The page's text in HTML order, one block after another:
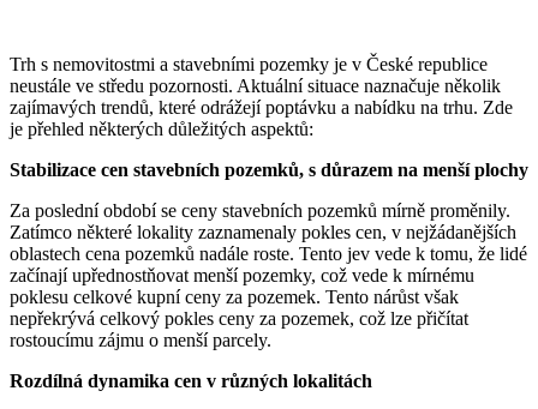
Trh s nemovitostmi a stavebními pozemky je v České republice
neustále ve středu pozornosti. Aktuální situace naznačuje několik
zajímavých trendů, které odrážejí poptávku a nabídku na trhu. Zde
je přehled některých důležitých aspektů:
Stabilizace cen stavebních pozemků, s důrazem na menší plochy
Za poslední období se ceny stavebních pozemků mírně proměnily.
Zatímco některé lokality zaznamenaly pokles cen, v nejžádanějších
oblastech cena pozemků nadále roste. Tento jev vede k tomu, že lidé
začínají upřednostňovat menší pozemky, což vede k mírnému
poklesu celkové kupní ceny za pozemek. Tento nárůst však
nepřekrývá celkový pokles ceny za pozemek, což lze přičítat
rostoucímu zájmu o menší parcely.
Rozdílná dynamika cen v různých lokalitách